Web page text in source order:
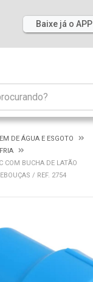
Baixe já o
DE ÁGUA E ESGOTO
COM BUCHA DE LATÃO
/ REF. 2754